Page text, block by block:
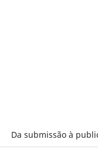
Da submissão à